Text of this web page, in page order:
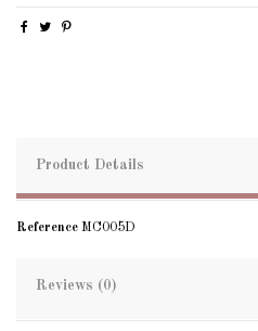
Product Details
Reference MC005D
Reviews (0)